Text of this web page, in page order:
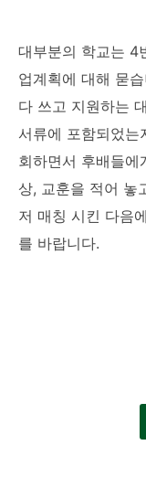
대부분의 학교는 4
업계획에 대해 묻
다 쓰고 지원하는
서류에 포함되었는
회하면서 후배들에
상, 교훈을 적어 놓
저 매칭 시킨 다음
를 바랍니다.